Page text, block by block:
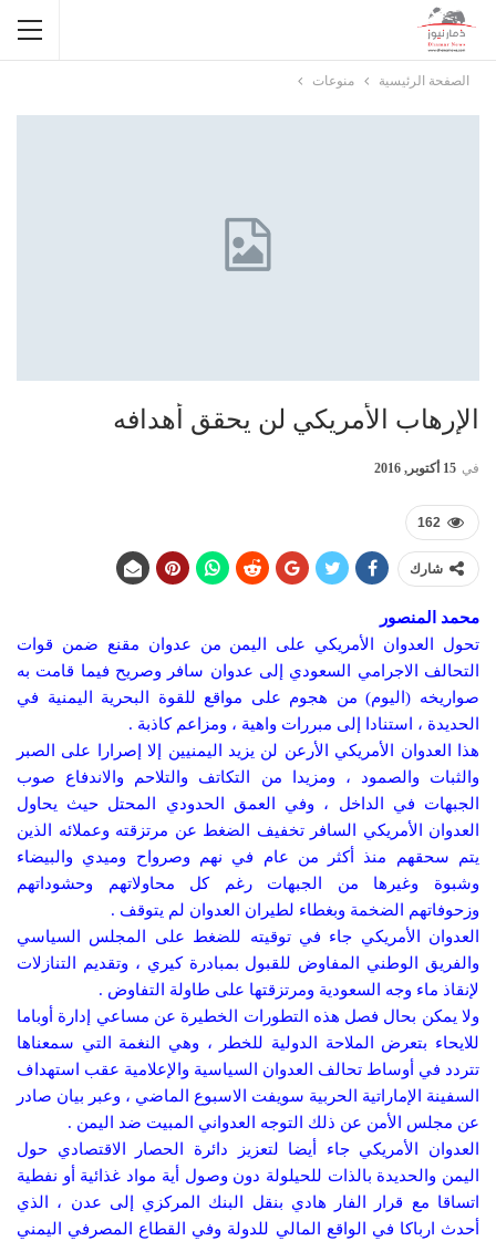
الصفحة الرئيسية منوعات
الإرهاب الأمريكي لن يحقق أهدافه
في 15 أكتوبر, 2016
162
شارك
محمد المنصور
تحول العدوان الأمريكي على اليمن من عدوان مقنع ضمن قوات
التحالف الاجرامي السعودي إلى عدوان سافر وصريح فيما قامت به
صواريخه (اليوم) من هجوم على مواقع للقوة البحرية اليمنية في
الحديدة ، استنادا إلى مبررات واهية ، ومزاعم كاذبة .
هذا العدوان الأمريكي الأرعن لن يزيد اليمنيين إلا إصرارا على الصبر
والثبات والصمود ، ومزيدا من التكاتف والتلاحم والاندفاع صوب
الجبهات في الداخل ، وفي العمق الحدودي المحتل حيث يحاول
العدوان الأمريكي السافر تخفيف الضغط عن مرتزقته وعملائه الذين
يتم سحقهم منذ أكثر من عام في نهم وصرواح وميدي والبيضاء
وشبوة وغيرها من الجبهات رغم كل محاولاتهم وحشوداتهم
وزحوفاتهم الضخمة وبغطاء لطيران العدوان لم يتوقف .
العدوان الأمريكي جاء في توقيته للضغط على المجلس السياسي
والفريق الوطني المفاوض للقبول بمبادرة كيري ، وتقديم التنازلات
لإنقاذ ماء وجه السعودية ومرتزقتها على طاولة التفاوض .
ولا يمكن بحال فصل هذه التطورات الخطيرة عن مساعي إدارة أوباما
للايحاء بتعرض الملاحة الدولية للخطر ، وهي النغمة التي سمعناها
تتردد في أوساط تحالف العدوان السياسية والإعلامية عقب استهداف
السفينة الإماراتية الحربية سويفت الاسبوع الماضي ، وعبر بيان صادر
عن مجلس الأمن عن ذلك التوجه العدواني المبيت ضد اليمن .
العدوان الأمريكي جاء أيضا لتعزيز دائرة الحصار الاقتصادي حول
اليمن والحديدة بالذات للحيلولة دون وصول أية مواد غذائية أو نفطية
اتساقا مع قرار الفار هادي بنقل البنك المركزي إلى عدن ، الذي
أحدث ارباكا في الواقع المالي للدولة وفي القطاع المصرفي اليمني